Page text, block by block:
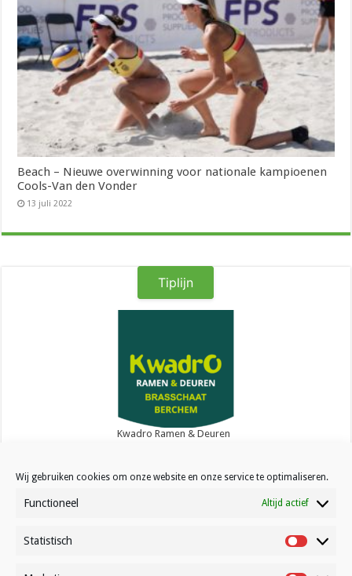
Wij gebruiken cookies om onze website en onze service te optimaliseren.
Functioneel Altijd actief
Statistisch Statistisch
Beach – Nieuwe overwinning voor nationale kampioenen
Cools-Van den Vonder
13 juli 2022
Tiplijn
Kwadro Ramen & Deuren
Contact